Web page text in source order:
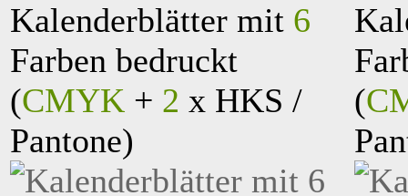
Kalenderblätter mit 6
Farben bedruckt
(CMYK + 2 x HKS /
Pantone)
(